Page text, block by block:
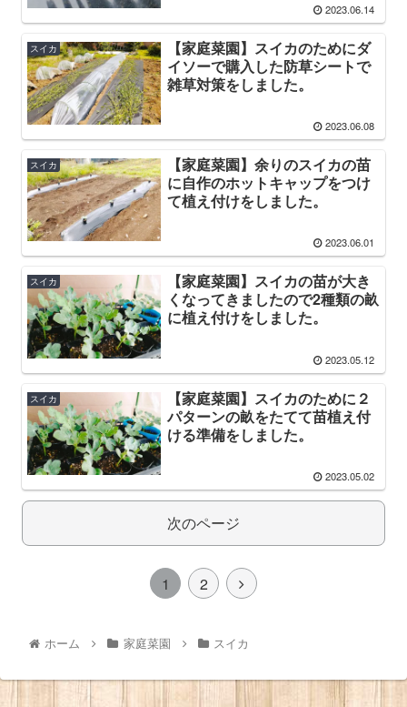
2023.06.14
スイカ
【家庭菜園】スイカのためにダ
イソーで購入した防草シートで
雑草対策をしました。
2023.06.08
スイカ
【家庭菜園】余りのスイカの苗
に自作のホットキャップをつけ
て植え付けをしました。
2023.06.01
スイカ
【家庭菜園】スイカの苗が大き
くなってきましたので2種類の畝
に植え付けをしました。
2023.05.12
スイカ
【家庭菜園】スイカのために２
パターンの畝をたてて苗植え付
ける準備をしました。
2023.05.02
次のページ
1 2
ホーム 家庭菜園 スイカ